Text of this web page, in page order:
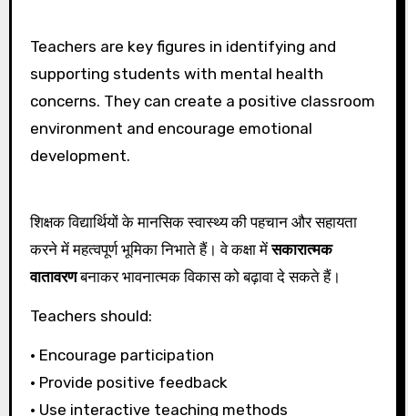
Teachers are key figures in identifying and
supporting students with mental health
concerns. They can create a positive classroom
environment and encourage emotional
development.
शिक्षक विद्यार्थियों के मानसिक स्वास्थ्य की पहचान और सहायता
करने में महत्वपूर्ण भूमिका निभाते हैं। वे कक्षा मेंसकारात्मक
वातावरणबनाकर भावनात्मक विकास को बढ़ावा दे सकते हैं।
Teachers should:
• Encourage participation
• Provide positive feedback
• Use interactive teaching methods